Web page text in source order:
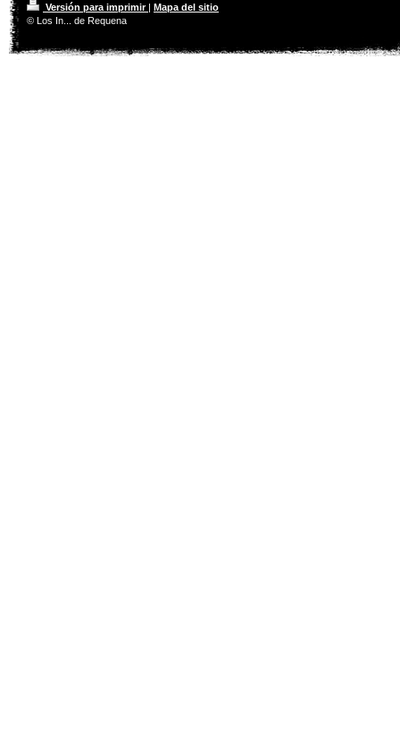
Versión para imprimir | Mapa del sitio
© Los In... de Requena